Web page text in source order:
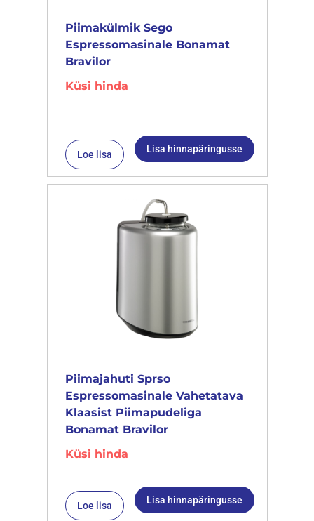
Piimakülmik Sego
Espressomasinale Bonamat
Bravilor
Küsi hinda
Loe lisa Lisa hinnapäringusse
Piimajahuti Sprso
Espressomasinale Vahetatava
Klaasist Piimapudeliga
Bonamat Bravilor
Küsi hinda
Loe lisa Lisa hinnapäringusse